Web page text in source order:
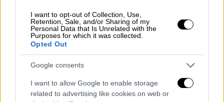
I want to opt-out of Collection, Use,
Retention, Sale, and/or Sharing of my
Personal Data that Is Unrelated with the
Purposes for which it was collected.
Opted Out
Google consents
I want to allow Google to enable storage
related to advertising like cookies on web or
Καλεσμένοι του Νίκου Κοκλώνη στο
New Yearθα είναι αγαπημένοι Έλληνες από
τον καλλιτεχνικό χώρο, που θα ενώσουν τις
δυνάμεις τους για έναν καλό σκοπό.
Το «ρόδι» στο OPEN New Year μαζί με τον
οικοδεσπότηΝίκο Κοκλώνηθα σπάσουν ο
Γιώργος και η Μαρίνα Πατούλη, ενώ